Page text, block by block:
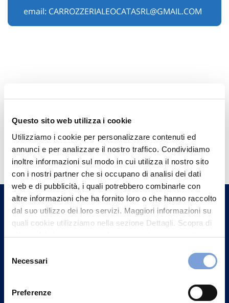
Questo sito web utilizza i cookie
Utilizziamo i cookie per personalizzare contenuti ed
annunci e per analizzare il nostro traffico. Condividiamo
inoltre informazioni sul modo in cui utilizza il nostro sito
con i nostri partner che si occupano di analisi dei dati
web e di pubblicità, i quali potrebbero combinarle con
altre informazioni che ha fornito loro o che hanno raccolto
dal suo utilizzo dei loro servizi. Maggiori informazioni su
quali cookie utilizziamo nella sezione Dettagli. Scopra di
più su chi siamo, come può contattarci e come trattiamo i
può trovare nel footer del sito nella sezione "Informativa
delNecessari
Preferenze
email: CARROZZERIALEOCATASRL@GMAIL.COM
Hai bisogno di
informazioni?
Trova l'Agenzia più vicina a te e parla con
un nostro Agente.
Contattaci